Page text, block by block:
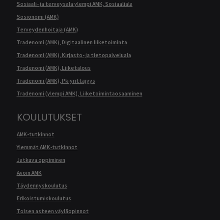
Sosiaali- ja terveysala ylempi AMK, Sosiaaliala
Sosionomi (AMK)
Terveydenhoitaja (AMK)
Tradenomi (AMK), Digitaalinen liiketoiminta
Tradenomi (AMK), Kirjasto- ja tietopalveluala
Tradenomi (AMK), Liiketalous
Tradenomi (AMK), Pk-yrittäjyys
Tradenomi (ylempi AMK), Liiketoimintaosaaminen
KOULUTUKSET
AMK-tutkinnot
Ylemmät AMK-tutkinnot
Jatkuva oppiminen
Avoin AMK
Täydennyskoulutus
Erikoistumiskoulutus
Toisen asteen väyläopinnot